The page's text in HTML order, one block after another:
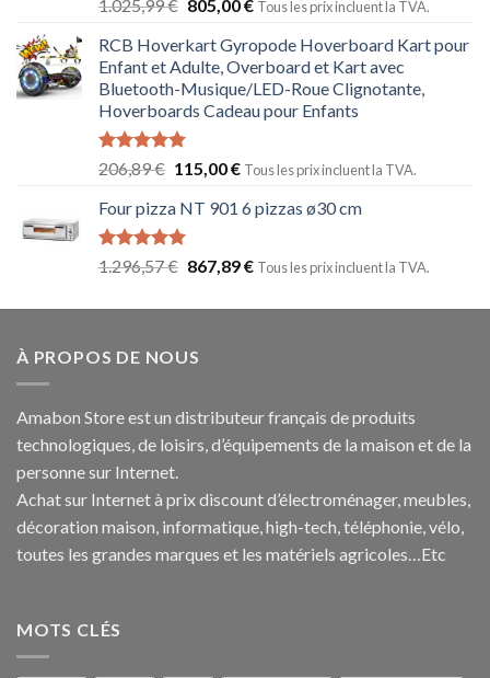
1.025,99€ 805,00€ Tous les prix incluent la TVA.
RCB Hoverkart Gyropode Hoverboard Kart pour
Enfant et Adulte, Overboard et Kart avec
Bluetooth-Musique/LED-Roue Clignotante,
Hoverboards Cadeau pour Enfants
Note5.00
sur 5
206,89€ 115,00€ Tous les prix incluent la TVA.
Four pizza NT 901 6 pizzas ø30 cm
Note 5.00
1.296,57€ 867,89€ Tous les prix incluent la TVA.
À PROPOS DE NOUS
Amabon Store est un distributeur français de produits
technologiques, de loisirs, d’équipements de la maison et de la
personne sur Internet.
Achat sur Internet à prix discount d’électroménager, meubles,
décoration maison, informatique, high-tech , téléphonie, vélo,
toutes les grandes marques et les matériels agricoles…Etc
MOTS CLÉS